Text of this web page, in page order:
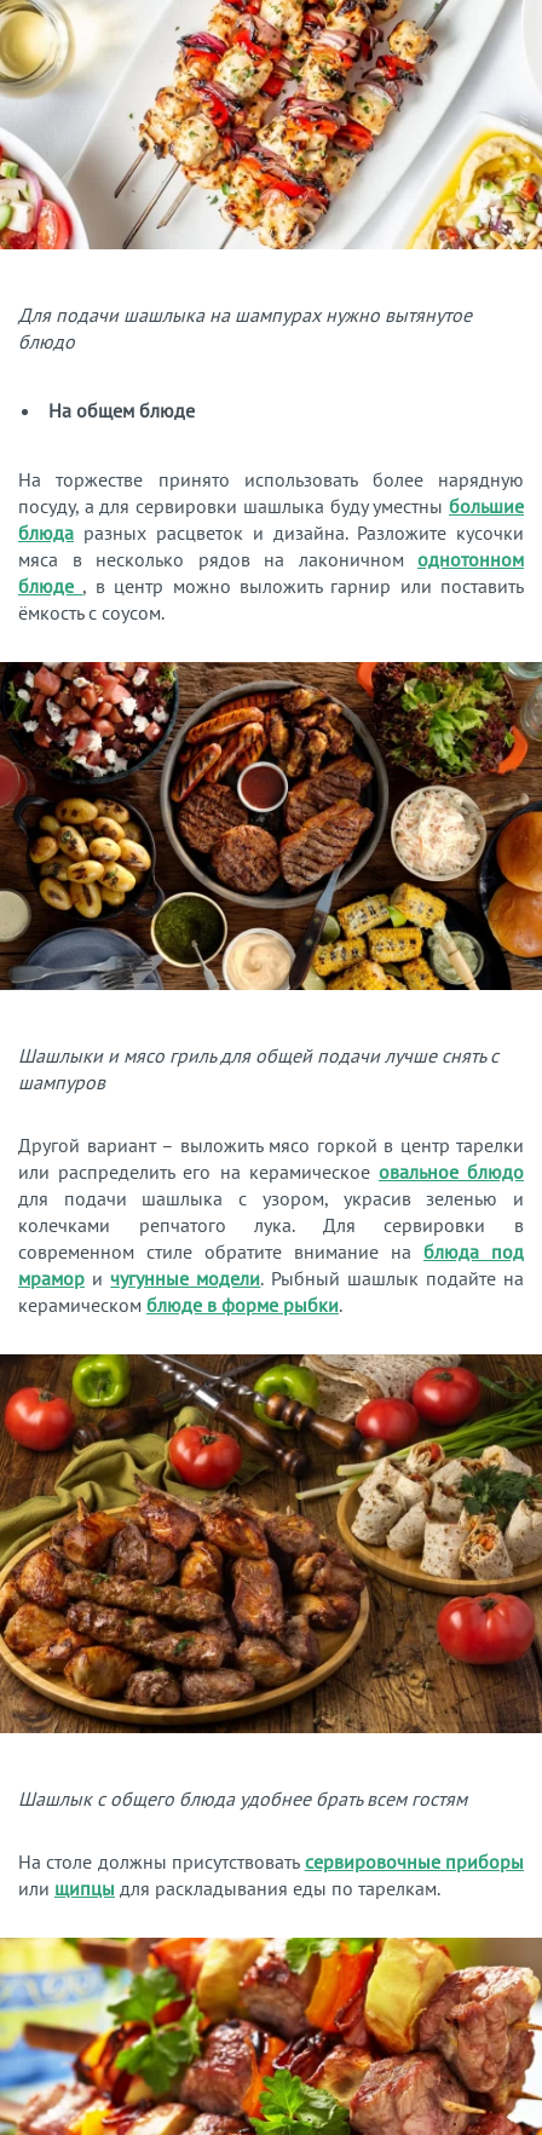
Для подачи шашлыка на шампурах нужно вытянутое
блюдо
На общем блюде
На торжестве принято использовать более нарядную
посуду, а для сервировки шашлыка буду уместны большие
блюда разных расцветок и дизайна. Разложите кусочки
мяса в несколько рядов на лаконичном однотонном
блюде , в центр можно выложить гарнир или поставить
ёмкость с соусом.
Шашлыки и мясо гриль для общей подачи лучше снять с
шампуров
Другой вариант – выложить мясо горкой в центр тарелки
или распределить его на керамическое овальное блюдо
для подачи шашлыка с узором, украсив зеленью и
колечками репчатого лука. Для сервировки в
современном стиле обратите внимание на блюда под
мрамор ичугунные модели. Рыбный шашлык подайте на
керамическом блюде в форме рыбки.
Шашлык с общего блюда удобнее брать всем гостям
На столе должны присутствовать сервировочные приборы
или щипцы для раскладывания еды по тарелкам.